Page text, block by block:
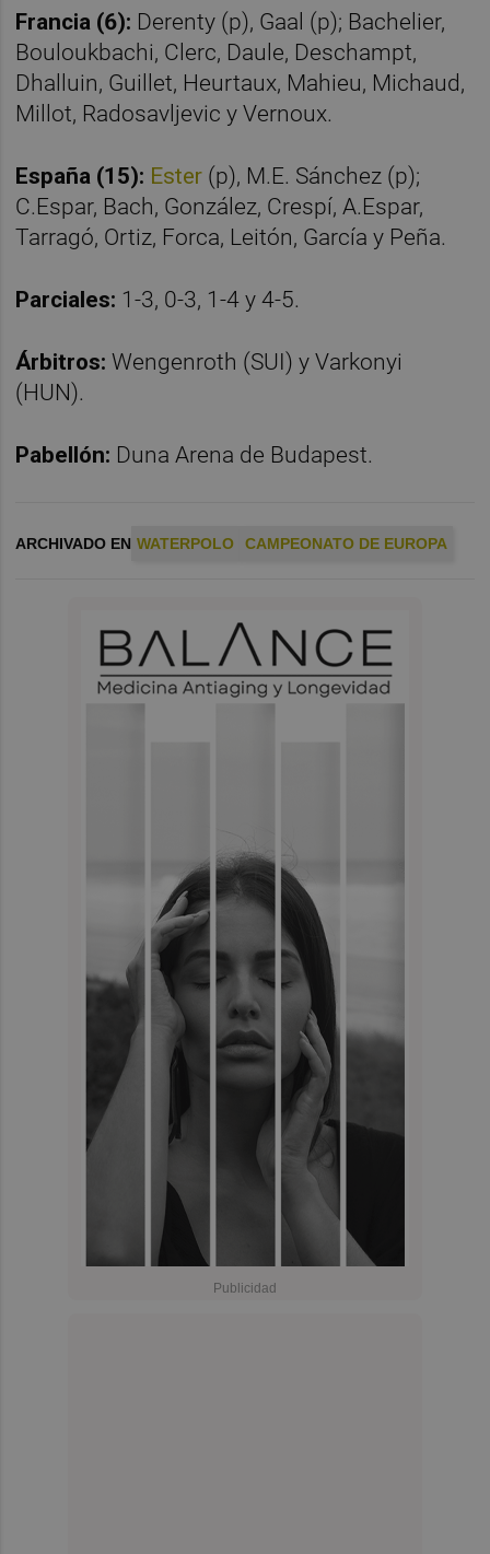
Francia (6): Derenty (p), Gaal (p); Bachelier,
Bouloukbachi, Clerc, Daule, Deschampt,
Dhalluin, Guillet, Heurtaux, Mahieu, Michaud,
Millot, Radosavljevic y Vernoux.
España (15): Ester (p), M.E. Sánchez (p);
C.Espar, Bach, González, Crespí, A.Espar,
Tarragó, Ortiz, Forca, Leitón, García y Peña.
Parciales: 1-3, 0-3, 1-4 y 4-5.
Árbitros: Wengenroth (SUI) y Varkonyi
(HUN).
Pabellón: Duna Arena de Budapest.
ARCHIVADO EN WATERPOLO CAMPEONATO DE EUROPA